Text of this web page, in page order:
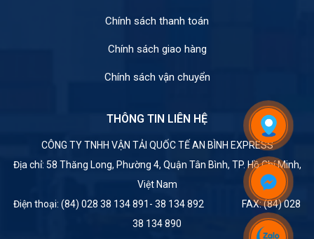
Chính sách thanh toán
Chính sách giao hàng
Chính sách vận chuyển
THÔNG TIN LIÊN HỆ
CÔNG TY TNHH VẬN TẢI QUỐC TẾ AN BÌNH EXPRESS
Địa chỉ: 58 Thăng Long, Phường 4, Quận Tân Bình, TP. Hồ Chí Minh,
Việt Nam
Điện thoại: (84) 028 38 134 891- 38 134 892 FAX: (84) 028
38 134 890